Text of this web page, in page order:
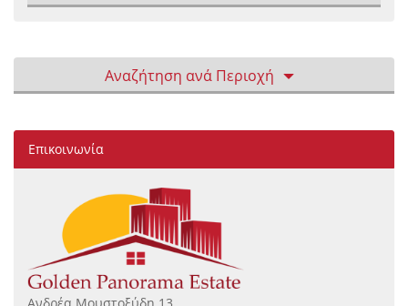
Αναζήτηση ανά Περιοχή
Επικοινωνία